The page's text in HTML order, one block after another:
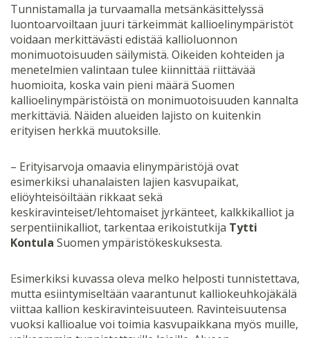
Tunnistamalla ja turvaamalla metsänkäsittelyssä
luontoarvoiltaan juuri tärkeimmät kallioelinympäristöt
voidaan merkittävästi edistää kallioluonnon
monimuotoisuuden säilymistä. Oikeiden kohteiden ja
menetelmien valintaan tulee kiinnittää riittävää
huomioita, koska vain pieni määrä Suomen
kallioelinympäristöistä on monimuotoisuuden kannalta
merkittäviä. Näiden alueiden lajisto on kuitenkin
erityisen herkkä muutoksille.
– Erityisarvoja omaavia elinympäristöjä ovat
esimerkiksi uhanalaisten lajien kasvupaikat,
eliöyhteisöiltään rikkaat sekä
keskiravinteiset/lehtomaiset jyrkänteet, kalkkikalliot ja
serpentiinikalliot, tarkentaa erikoistutkija Tytti
Kontula Suomen ympäristökeskuksesta.
Esimerkiksi kuvassa oleva melko helposti tunnistettava,
mutta esiintymiseltään vaarantunut kalliokeuhkojäkälä
viittaa kallion keskiravinteisuuteen. Ravinteisuutensa
vuoksi kallioalue voi toimia kasvupaikkana myös muille,